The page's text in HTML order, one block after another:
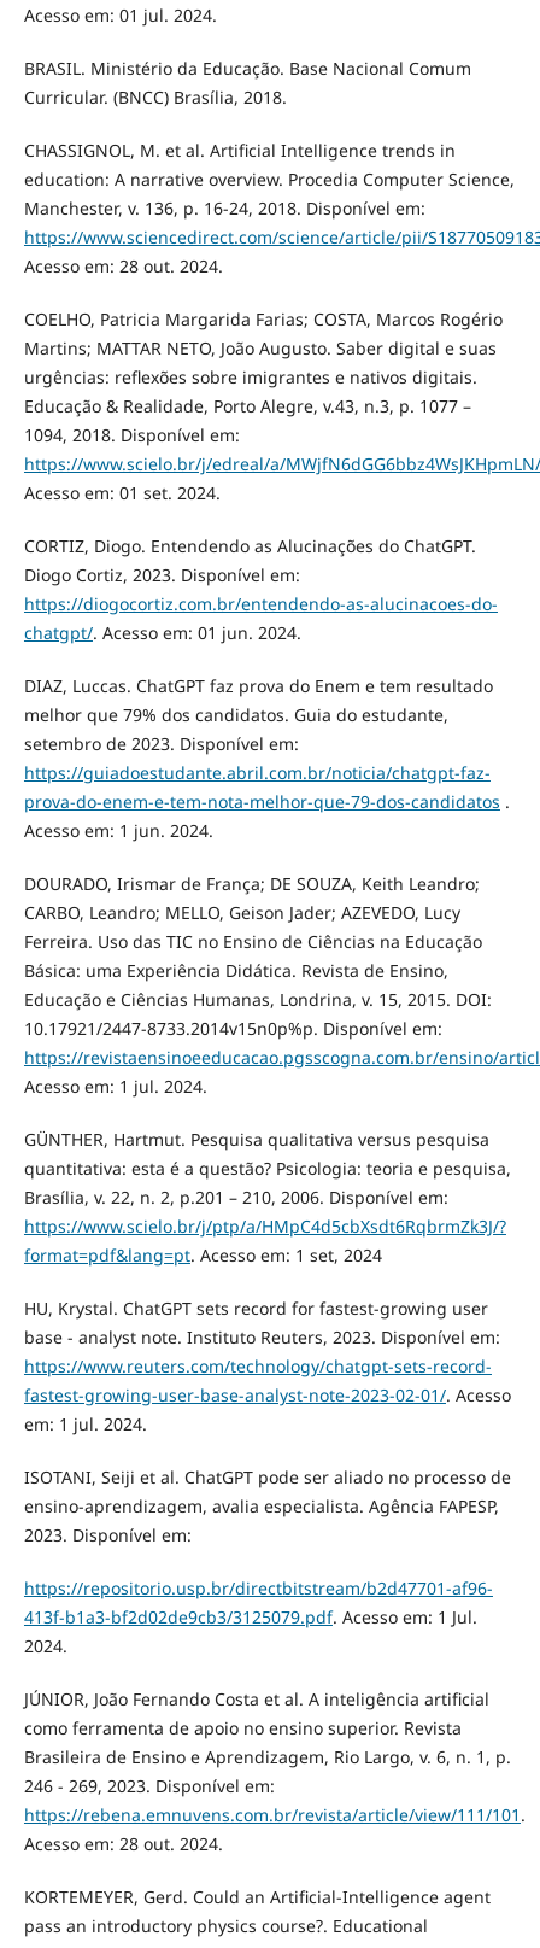
Acesso em: 01 jul. 2024.
BRASIL. Ministério da Educação. Base Nacional Comum
Curricular. (BNCC) Brasília, 2018.
CHASSIGNOL, M. et al. Artificial Intelligence trends in
education: A narrative overview. Procedia Computer Science,
Manchester, v. 136, p. 16-24, 2018. Disponível em:
https://www.sciencedirect.com/science/article/pii/
Acesso em: 28 out. 2024.
COELHO, Patricia Margarida Farias; COSTA, Marcos Rogério
Martins; MATTAR NETO, João Augusto. Saber digital e suas
urgências: reflexões sobre imigrantes e nativos digitais.
Educação & Realidade, Porto Alegre, v.43, n.3, p. 1077 –
1094, 2018. Disponível em:
https://www.scielo.br/j/edreal/a/MWjfN6dGG6bbz4WsJKHpmLN/
Acesso em: 01 set. 2024.
CORTIZ, Diogo. Entendendo as Alucinações do ChatGPT.
Diogo Cortiz, 2023. Disponível em:
https://diogocortiz.com.br/entendendo-as-alucinacoes-do-
chatgpt/. Acesso em: 01 jun. 2024.
DIAZ, Luccas. ChatGPT faz prova do Enem e tem resultado
melhor que 79% dos candidatos. Guia do estudante,
setembro de 2023. Disponível em:
https://guiadoestudante.abril.com.br/noticia/chatgpt-faz-
prova-do-enem-e-tem-nota-melhor-que-79-dos-candidatos .
Acesso em: 1 jun. 2024.
DOURADO, Irismar de França; DE SOUZA, Keith Leandro;
CARBO, Leandro; MELLO, Geison Jader; AZEVEDO, Lucy
Ferreira. Uso das TIC no Ensino de Ciências na Educação
Básica: uma Experiência Didática. Revista de Ensino,
Educação e Ciências Humanas, Londrina, v. 15, 2015. DOI:
10.17921/2447-8733.2014v15n0p%p. Disponível em:
https://revistaensinoeeducacao.pgsscogna.com.br/ensino/
Acesso em: 1 jul. 2024.
GÜNTHER, Hartmut. Pesquisa qualitativa versus pesquisa
quantitativa: esta é a questão? Psicologia: teoria e pesquisa,
Brasília, v. 22, n. 2, p.201 – 210, 2006. Disponível em:
https://www.scielo.br/j/ptp/a/HMpC4d5cbXsdt6RqbrmZk3J/?
format=pdf&lang=pt. Acesso em: 1 set, 2024
HU, Krystal. ChatGPT sets record for fastest-growing user
base - analyst note. Instituto Reuters, 2023. Disponível em:
https://www.reuters.com/technology/chatgpt-sets-record-
fastest-growing-user-base-analyst-note-2023-02-01/. Acesso
em: 1 jul. 2024.
ISOTANI, Seiji et al. ChatGPT pode ser aliado no processo de
ensino-aprendizagem, avalia especialista. Agência FAPESP,
2023. Disponível em:
https://repositorio.usp.br/directbitstream/b2d47701-af96-
413f-b1a3-bf2d02de9cb3/3125079.pdf. Acesso em: 1 Jul.
2024.
JÚNIOR, João Fernando Costa et al. A inteligência artificial
como ferramenta de apoio no ensino superior. Revista
Brasileira de Ensino e Aprendizagem, Rio Largo, v. 6, n. 1, p.
246 - 269, 2023. Disponível em:
https://rebena.emnuvens.com.br/revista/article/view/111/101 .
Acesso em: 28 out. 2024.
KORTEMEYER, Gerd. Could an Artificial-Intelligence agent
pass an introductory physics course?. Educational